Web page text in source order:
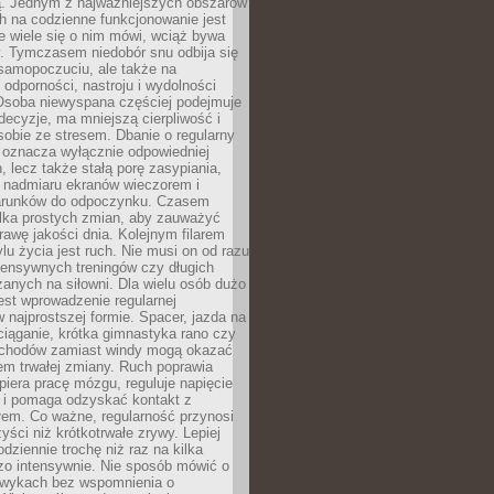
na codzienne funkcjonowanie jest
wiele się o nim mówi, wciąż bywa
Tymczasem niedobór snu odbija się
ale także na
nastroju i wydolności
niewyspana częściej podejmuje
ma mniejszą cierpliwość i
ze stresem. Dbanie o regularny
wyłącznie odpowiedniej
lecz także stałą porę zasypiania,
ekranów wieczorem i
do odpoczynku. Czasem
prostych zmian, aby zauważyć
jakości dnia. Kolejnym filarem
życia jest ruch. Nie musi on od razu
treningów czy długich
na siłowni. Dla wielu osób dużo
wprowadzenie regularnej
najprostszej formie. Spacer, jazda na
krótka gimnastyka rano czy
zamiast windy mogą okazać
trwałej zmiany. Ruch poprawia
pracę mózgu, reguluje napięcie
i pomaga odzyskać kontakt z
Co ważne, regularność przynosi
niż krótkotrwałe zrywy. Lepiej
trochę niż raz na kilka
intensywnie. Nie sposób mówić o
bez wspomnienia o